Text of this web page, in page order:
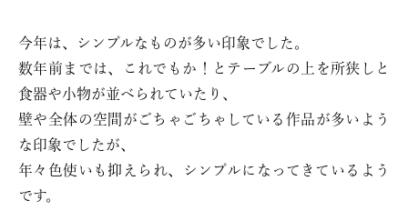
今年は、シンプルなものが多い印象でした。
数年前までは、これでもか！とテーブルの上を所狭しと
食器や小物が並べられていたり、
壁や全体の空間がごちゃごちゃしている作品が多いよう
な印象でしたが、
年々色使いも抑えられ、シンプルになってきているよう
です。